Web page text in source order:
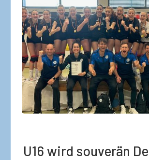
U16 wird souverän